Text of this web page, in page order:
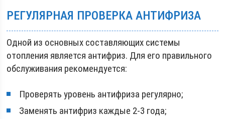
РЕГУЛЯРНАЯ ПРОВЕРКА АНТИФРИЗА
Одной из основных составляющих системы
отопления является антифриз. Для его правильного
обслуживания рекомендуется:
Проверять уровень антифриза регулярно;
Заменять антифриз каждые 2-3 года;